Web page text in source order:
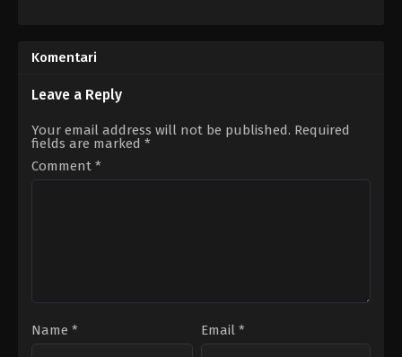
01-
31
Castorena
Paul
Fisher
Komentari
Leave a Reply
Your email address will not be published. Required
fields are marked *
Comment *
Name * Email *